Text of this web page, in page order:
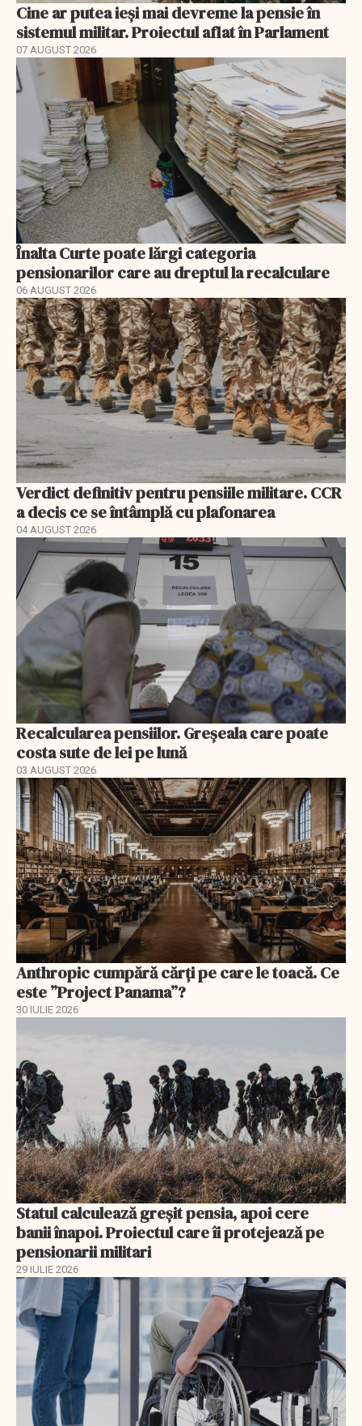
Cine ar putea ieși mai devreme la pensie în
sistemul militar. Proiectul aflat în Parlament
07 AUGUST 2026
Înalta Curte poate lărgi categoria
pensionarilor care au dreptul la recalculare
06 AUGUST 2026
Verdict definitiv pentru pensiile militare. CCR
a decis ce se întâmplă cu plafonarea
04 AUGUST 2026
Recalcularea pensiilor. Greșeala care poate
costa sute de lei pe lună
03 AUGUST 2026
Anthropic cumpără cărți pe care le toacă. Ce
este ”Project Panama”?
30 IULIE 2026
Statul calculează greșit pensia, apoi cere
banii înapoi. Proiectul care îi protejează pe
pensionarii militari
29 IULIE 2026